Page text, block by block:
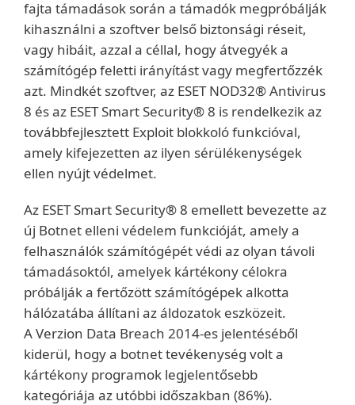
fajta támadások során a támadók megpróbálják
kihasználni a szoftver belső biztonsági réseit,
vagy hibáit, azzal a céllal, hogy átvegyék a
számítógép feletti irányítást vagy megfertőzzék
azt. Mindkét szoftver, az ESET NOD32® Antivirus
8 és az ESET Smart Security® 8 is rendelkezik az
továbbfejlesztett Exploit blokkoló funkcióval,
amely kifejezetten az ilyen sérülékenységek
ellen nyújt védelmet.
Az ESET Smart Security® 8 emellett bevezette az
új Botnet elleni védelem funkcióját, amely a
felhasználók számítógépét védi az olyan távoli
támadásoktól, amelyek kártékony célokra
próbálják a fertőzött számítógépek alkotta
hálózatába állítani az áldozatok eszközeit.
A Verzion Data Breach 2014-es jelentéséből
kiderül, hogy a botnet tevékenység volt a
kártékony programok legjelentősebb
kategóriája az utóbbi időszakban (86%).